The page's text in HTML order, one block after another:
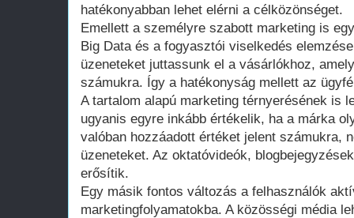
hatékonyabban lehet elérni a célközönséget.
Emellett a személyre szabott marketing is
Big Data és a fogyasztói viselkedés
üzeneteket juttassunk el a vásárlókhoz,
számukra. Így a hatékonyság mellett az
A tartalom alapú marketing térnyerésének is
ugyanis egyre inkább értékelik, ha a márka
valóban hozzáadott értéket jelent számukra,
üzeneteket. Az oktatóvideók,
erősítik.
Egy másik fontos változás a felhasználók
marketingfolyamatokba. A közösségi média